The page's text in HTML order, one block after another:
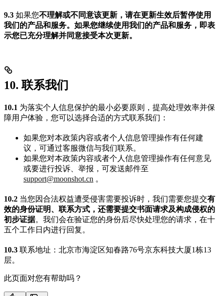
9.3 如果您不理解或不同意该更新，请在更新生效后暂停使用
我们的产品和服务。如果您继续使用我们的产品和服务，即表
示您已充分理解并同意接受本次更新。
10. 联系我们
10.1 为落实个人信息保护的最小必要原则，提高处理效率并保
障用户体验，您可以选择合适的方式联系我们：
如果您对本政策内容或者个人信息管理操作有任何建
议，可通过客服微信与我们联系。
如果您对本政策内容或者个人信息管理操作有任何意见
或要进行投诉、举报，可发送邮件至
support@moonshot.cn 。
10.2 当您因合法权益遭受侵害需要投诉时，我们需要您提交有
效的身份证明、联系方式，还需要提交书面请求及构成侵权的
初步证据。我们会在验证您的身份后尽快处理您的请求，在十
五个工作日内进行回复。
10.3 联系地址：北京市海淀区知春路76号京东科技大厦1栋13
层。
此页面对您有帮助吗？